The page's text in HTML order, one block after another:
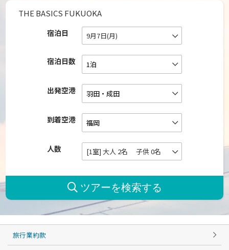
THE BASICS FUKUOKA
宿泊日 9月7日(月)
宿泊日数
出発空港
到着空港
人数 [1室] 大人 2名 子供 0名
旅行業約款